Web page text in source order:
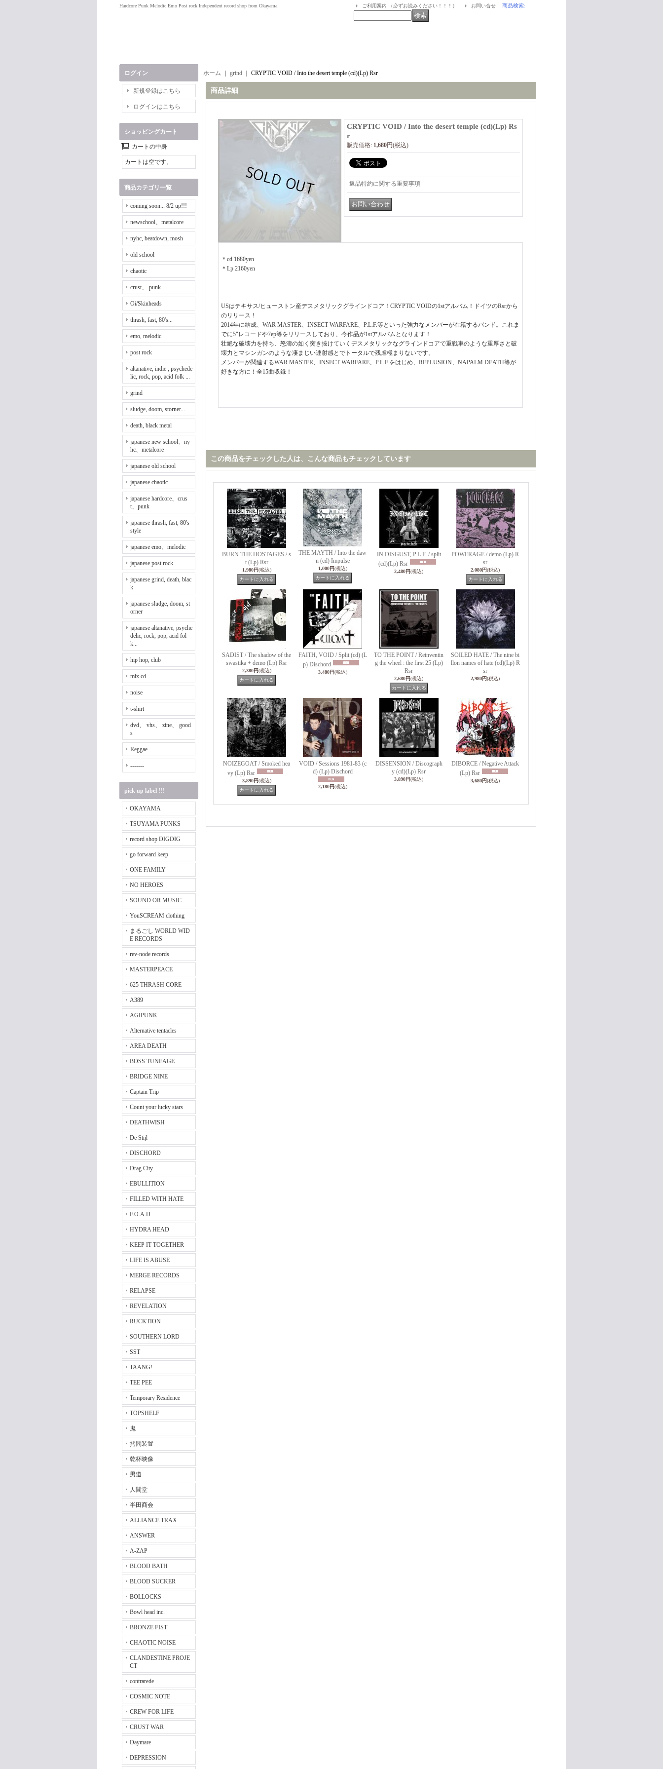
Hardcore Punk Melodic Emo Post rock Independent record shop from Okayama ご利用案内 （必ずお読みください！！！） ｜ お問い合せ 商品検索:
ログイン
新規登録はこちら
ログインはこちら
ショッピングカート
カートの中身
カートは空です。
商品カテゴリ一覧
coming soon... 8/2 up!!!
newschool、metalcore
nyhc, beatdown, mosh
old school
chaotic
crust、 punk...
Oi/Skinheads
thrash, fast, 80's...
emo, melodic
post rock
altanative, indie , psychede
lic, rock, pop, acid folk ...
grind
sludge, doom, storner...
death, black metal
japanese new school、ny
hc、metalcore
japanese old school
japanese chaotic
japanese hardcore、crus
t、punk
japanese thrash, fast, 80's
style
japanese emo、melodic
japanese post rock
japanese grind, death, blac
k
japanese sludge, doom, st
orner
japanese altanative, psyche
delic, rock, pop, acid fol
k...
hip hop, club
mix cd
noise
t-shirt
dvd、 vhs、 zine、 good
s
Reggae
-------
pick up label !!!
OKAYAMA
TSUYAMA PUNKS
record shop DIGDIG
go forward keep
ONE FAMILY
NO HEROES
SOUND OR MUSIC
YouSCREAM clothing
まるごし WORLD WID
E RECORDS
rev-node records
MASTERPEACE
625 THRASH CORE
A389
AGIPUNK
Alternative tentacles
AREA DEATH
BOSS TUNEAGE
BRIDGE NINE
Captain Trip
Count your lucky stars
DEATHWISH
De Stijl
DISCHORD
Drag City
EBULLITION
FILLED WITH HATE
F.O.A.D
HYDRA HEAD
KEEP IT TOGETHER
LIFE IS ABUSE
MERGE RECORDS
RELAPSE
REVELATION
RUCKTION
SOUTHERN LORD
SST
TAANG!
TEE PEE
Temporary Residence
TOPSHELF
鬼
拷問装置
乾杯映像
男道
人間堂
半田商会
ALLIANCE TRAX
ANSWER
A-ZAP
BLOOD BATH
BLOOD SUCKER
BOLLOCKS
Bowl head inc.
BRONZE FIST
CHAOTIC NOISE
CLANDESTINE PROJE
CT
contrarede
COSMIC NOTE
CREW FOR LIFE
CRUST WAR
Daymare
DEPRESSION
ホーム grind CRYPTIC VOID / Into the desert temple (cd)(Lp) Rsr
商品詳細
CRYPTIC VOID / Into the desert temple (cd)(Lp) Rs
r
販売価格: 1,680円(税込)
返品特約に関する重要事項
＊cd 1680yen
＊Lp 2160yen
USはテキサス/ヒューストン産デスメタリックグラインドコア！CRYPTIC VOIDの1stアルバム！ドイツのRsrから
のリリース！
2014年に結成、WAR MASTER、INSECT WARFARE、P.L.F.等といった強力なメンバーが在籍するバンド。これま
でに5"レコードや7ep等をリリースしており、今作品が1stアルバムとなります！
壮絶な破壊力を持ち、怒濤の如く突き抜けていくデスメタリックなグラインドコアで重戦車のような重厚さと破
壊力とマシンガンのような凄まじい連射感とでトータルで残虐極まりないです。
メンバーが関連するWAR MASTER、INSECT WARFARE、P.L.F.をはじめ、REPLUSION、NAPALM DEATH等が
好きな方に！全15曲収録！
この商品をチェックした人は、こんな商品もチェックしています
BURN THE HOSTAGES / s
t (Lp) Rsr
1,980円(税込)
THE MAYTH / Into the daw
n (cd) Impulse
1,000円(税込)
IN DISGUST, P.L.F. / split
(cd)(Lp) Rsr
2,480円(税込)
POWERAGE / demo (Lp) R
sr
2,080円(税込)
SADIST / The shadow of the
swastika + demo (Lp) Rsr
2,380円(税込)
FAITH, VOID / Split (cd) (L
p) Dischord
3,480円(税込)
TO THE POINT / Reinventin
g the wheel : the first 25 (Lp)
Rsr
2,680円(税込)
SOILED HATE / The nine bi
llon names of hate (cd)(Lp) R
sr
2,980円(税込)
NOIZEGOAT / Smoked hea
vy (Lp) Rsr
3,890円(税込)
VOID / Sessions 1981-83 (c
d) (Lp) Dischord
2,180円(税込)
DISSENSION / Discograph
y (cd)(Lp) Rsr
3,890円(税込)
DIBORCE / Negative Attack
(Lp) Rsr
3,680円(税込)